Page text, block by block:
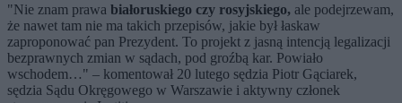
"Nie znam prawa białoruskiego czy rosyjskiego, ale podejrzewam,
że nawet tam nie ma takich przepisów, jakie był łaskaw
zaproponować pan Prezydent. To projekt z jasną intencją legalizacji
bezprawnych zmian w sądach, pod groźbą kar. Powiało
wschodem…" – komentował 20 lutego sędzia Piotr Gąciarek,
sędzia Sądu Okręgowego w Warszawie i aktywny członek